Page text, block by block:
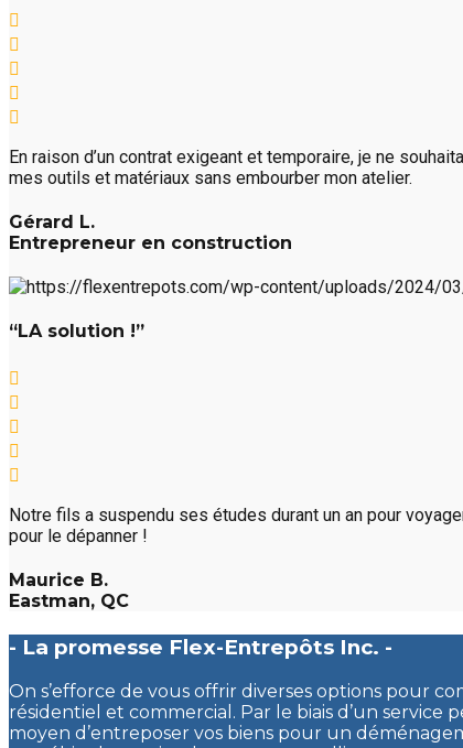
En raison d’un contrat exigeant et temporaire, je ne
mes outils et matériaux sans embourber mon atelier.
Gérard L.
Entrepreneur en construction
“LA solution !”
Notre fils a suspendu ses études durant un an pour
pour le dépanner !
Maurice B.
Eastman, QC
- La promesse Flex-Entrepôts Inc. -
On s’efforce de vous offrir diverses options pour
résidentiel et commercial. Par le biais d’un service
moyen d’entreposer vos biens pour un